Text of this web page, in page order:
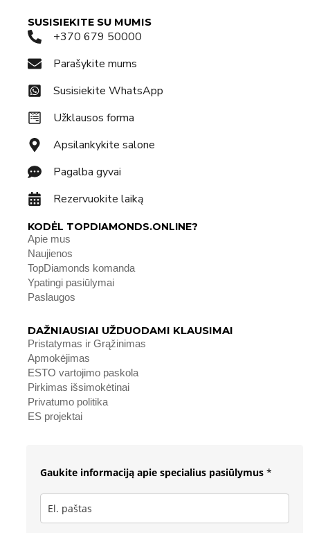
SUSISIEKITE SU MUMIS
+370 679 50000
Parašykite mums
Susisiekite WhatsApp
Užklausos forma
Apsilankykite salone
Pagalba gyvai
Rezervuokite laiką
KODĖL TOPDIAMONDS.ONLINE?
Apie mus
Naujienos
TopDiamonds komanda
Ypatingi pasiūlymai
Paslaugos
DAŽNIAUSIAI UŽDUODAMI KLAUSIMAI
Pristatymas ir Grąžinimas
Apmokėjimas
ESTO vartojimo paskola
Pirkimas išsimokėtinai
Privatumo politika
ES projektai
Gaukite informaciją apie specialius pasiūlymus *